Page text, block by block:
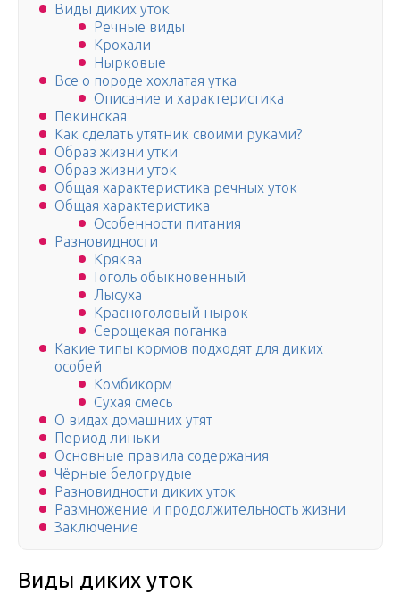
Виды диких уток
Речные виды
Крохали
Нырковые
Все о породе хохлатая утка
Описание и характеристика
Пекинская
Как сделать утятник своими руками?
Образ жизни утки
Образ жизни уток
Общая характеристика речных уток
Общая характеристика
Особенности питания
Разновидности
Кряква
Гоголь обыкновенный
Лысуха
Красноголовый нырок
Серощекая поганка
Какие типы кормов подходят для диких
особей
Комбикорм
Сухая смесь
О видах домашних утят
Период линьки
Основные правила содержания
Чёрные белогрудые
Разновидности диких уток
Размножение и продолжительность жизни
Заключение
Виды диких уток